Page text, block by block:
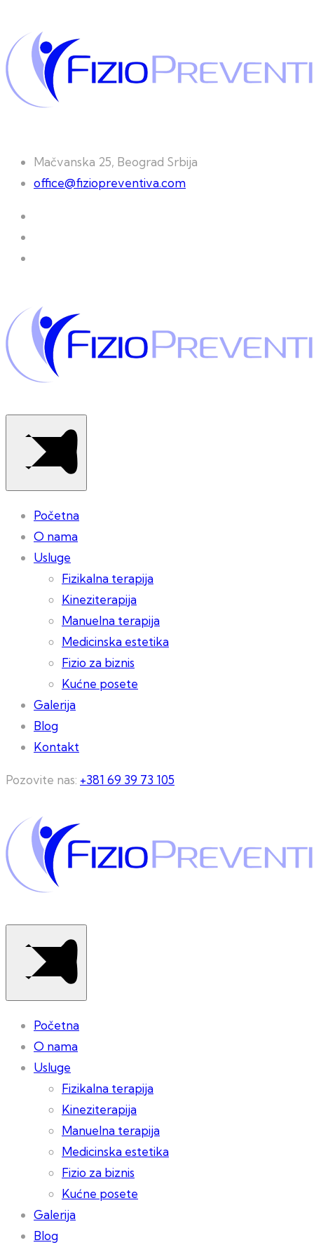
Mačvanska 25, Beograd Srbija
office@fiziopreventiva.com
Početna
O nama
Usluge
Fizikalna terapija
Kineziterapija
Manuelna terapija
Medicinska estetika
Fizio za biznis
Kućne posete
Galerija
Blog
Kontakt
Pozovite nas: +381 69 39 73 105
Početna
O nama
Usluge
Fizikalna terapija
Kineziterapija
Manuelna terapija
Medicinska estetika
Fizio za biznis
Kućne posete
Galerija
Blog